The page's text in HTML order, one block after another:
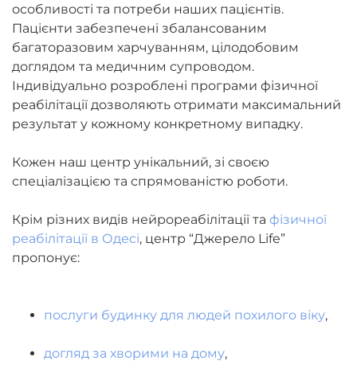
особливості та потреби наших пацієнтів.
Пацієнти забезпечені збалансованим
багаторазовим харчуванням, цілодобовим
доглядом та медичним супроводом.
Індивідуально розроблені програми фізичної
реабілітації дозволяють отримати максимальний
результат у кожному конкретному випадку.
Кожен наш центр унікальний, зі своєю
спеціалізацією та спрямованістю роботи.
Крім різних видів нейрореабілітації та фізичної
реабілітації в Одесі, центр “Джерело Life”
пропонує:
послуги будинку для людей похилого віку,
догляд за хворими на дому,